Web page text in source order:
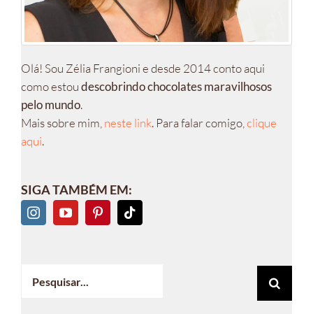
Olá! Sou Zélia Frangioni e desde 2014 conto aqui
como estoudescobrindo chocolates maravilhosos
pelo mundo.
Mais sobre mim,neste link. Para falar comigo,clique
aqui.
SIGA TAMBÉM EM:
resultados